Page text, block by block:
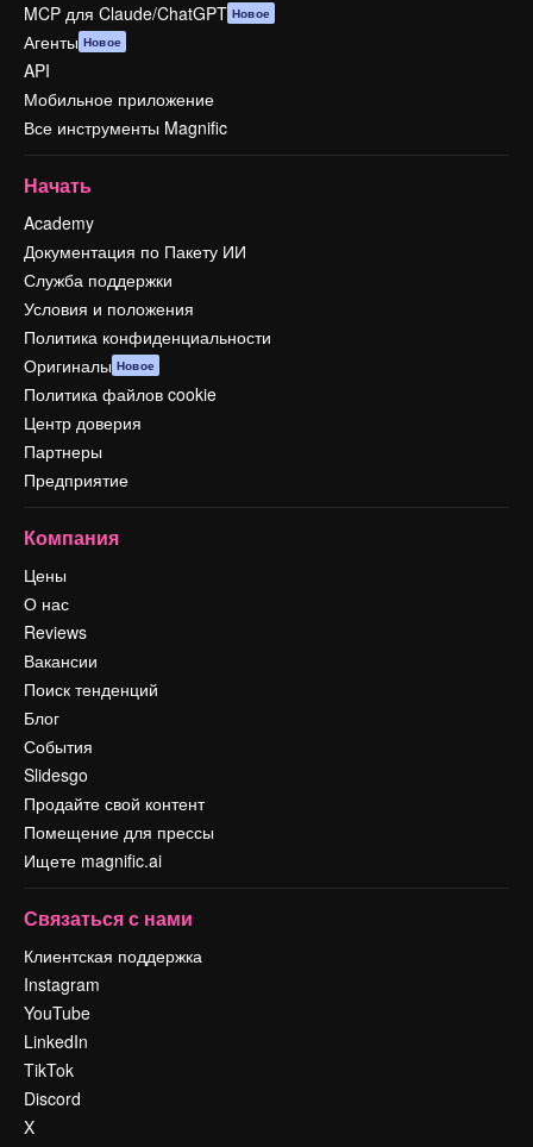
MCP для Claude/ChatGPT Новое
Агенты Новое
API
Мобильное приложение
Все инструменты Magnific
Начать
Academy
Документация по Пакету ИИ
Служба поддержки
Условия и положения
Политика конфиденциальности
Оригиналы Новое
Политика файлов cookie
Центр доверия
Партнеры
Предприятие
Компания
Цены
О нас
Reviews
Вакансии
Поиск тенденций
Блог
События
Slidesgo
Продайте свой контент
Помещение для прессы
Ищете magnific.ai
Связаться с нами
Клиентская поддержка
Instagram
YouTube
LinkedIn
TikTok
Discord
X